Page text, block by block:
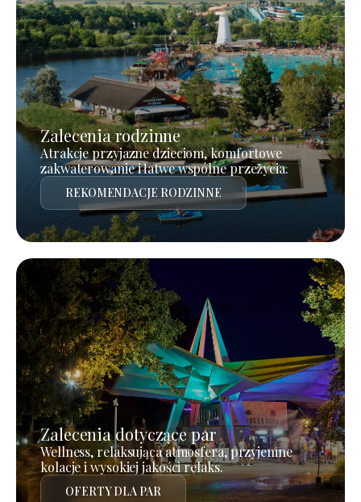
Zalecenia rodzinne
Atrakcje przyjazne dzieciom, komfortowe
zakwaterowanie i łatwe wspólne przeżycia.
REKOMENDACJE RODZINNE
Zalecenia dotyczące par
Wellness, relaksująca atmosfera, przyjemne
kolacje i wysokiej jakości relaks.
OFERTY DLA PAR